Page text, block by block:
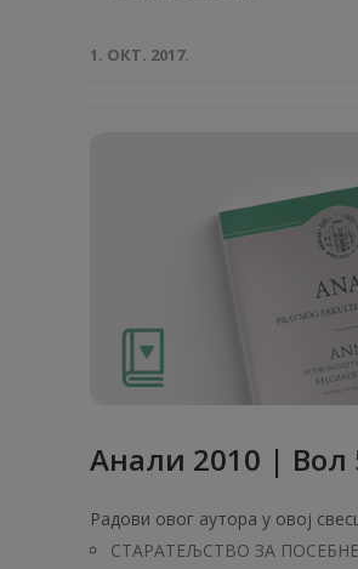
1. ОКТ. 2017.
Анали 2010 | Вол
Радови овог аутора у овој
СТАРАТЕЉСТВО ЗА ПОСЕБНЕ